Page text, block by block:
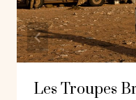
Les Troupes